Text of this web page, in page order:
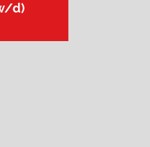
d)